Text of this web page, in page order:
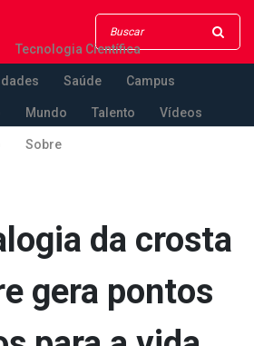
Tecnologia Científica
Saúde Campus
Mundo Talento Vídeos
Sobre
da crosta
gera pontos